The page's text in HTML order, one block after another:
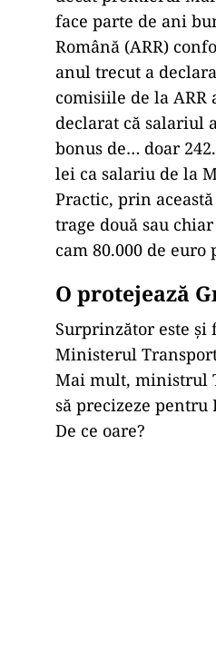
face parte de ani
Română (ARR)
anul trecut a
comisiile de la ARR
declarat că salariul
bonus de… doar
lei ca salariu de la
Practic, prin
trage două sau
cam 80.000 de euro
O protejează
Surprinzător este și
Ministerul
Mai mult, ministrul
să precizeze pentru
De ce oare?